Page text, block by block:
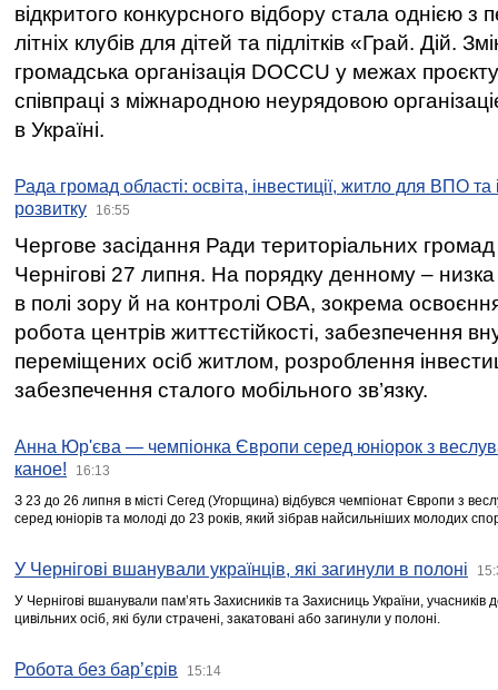
відкритого конкурсного відбору стала однією
літніх клубів для дітей та підлітків «Грай. Дій.
громадська організація DOCCU у межах
співпраці з міжнародною неурядовою
в Україні.
Рада громад області: освіта, інвестиції, житло для ВПО
розвитку
16:55
Чергове засідання Ради територіальних громад
Чернігові 27 липня. На порядку денному –
в полі зору й на контролі ОВА, зокрема освоєння
робота центрів життєстійкості, забезпечення
переміщених осіб житлом, розроблення
забезпечення сталого мобільного зв’язку.
Анна Юр'єва — чемпіонка Європи серед юніорок з
каное!
16:13
З 23 до 26 липня в місті Сегед (Угорщина) відбувся чемпіонат Європи з
серед юніорів та молоді до 23 років, який зібрав найсильніших молодих
У Чернігові вшанували українців, які загинули в полоні
У Чернігові вшанували пам’ять Захисників та Захисниць України,
цивільних осіб, які були страчені, закатовані або загинули у полоні.
Робота без бар’єрів 15:14